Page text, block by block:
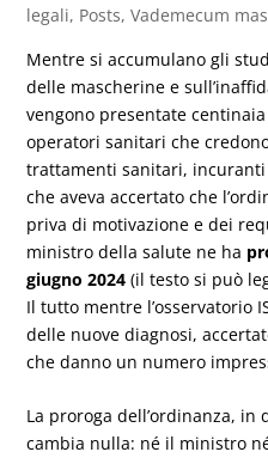
legali, Posts,Vademecum
Mentre si accumulano gli
delle mascherine e
vengono presentate
operatori sanitari che
trattamenti sanitari, incuranti
che aveva accertato che
priva di motivazione e dei
ministro della salute ne ha
giugno 2024 (il testo si può
Il tutto mentre l’osservatorio
delle nuove diagnosi,
che danno un numero
La proroga dell’ordinanza,
cambia nulla: né il ministro